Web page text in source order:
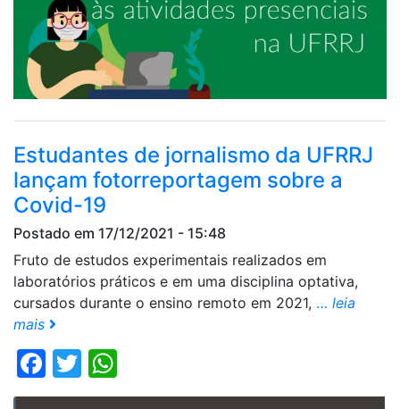
Estudantes de jornalismo da UFRRJ
lançam fotorreportagem sobre a
Covid-19
Postado em 17/12/2021 - 15:48
Fruto de estudos experimentais realizados em
laboratórios práticos e em uma disciplina optativa,
cursados durante o ensino remoto em 2021, … leia
mais
Facebook
Twitter